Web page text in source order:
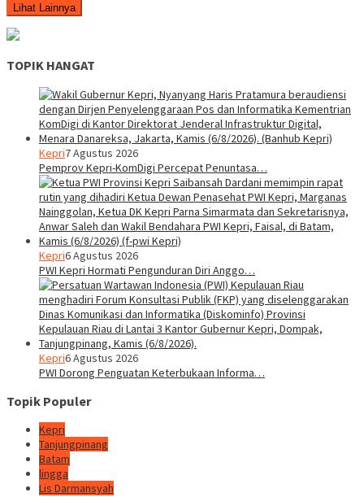
Lihat Lainnya
TOPIK HANGAT
Kepri7 Agustus 2026
Pemprov Kepri-KomDigi Percepat Penuntasa…
Kepri6 Agustus 2026
PWI Kepri Hormati Pengunduran Diri Anggo…
Kepri6 Agustus 2026
PWI Dorong Penguatan Keterbukaan Informa…
Topik Populer
Kepri
Tanjungpinang
Batam
lingga
Lis Darmansyah